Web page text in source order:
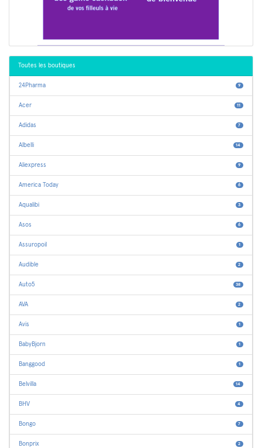
Toutes les boutiques
24Pharma 9
Acer 11
Adidas 7
Albelli 14
Aliexpress 9
America Today 6
Aqualibi 3
Asos 6
Assuropoil 1
Audible 2
Auto5 38
AVA 2
Avis 1
BabyBjorn 1
Banggood 1
Belvilla 14
BHV 4
Bongo 7
Bonprix 2